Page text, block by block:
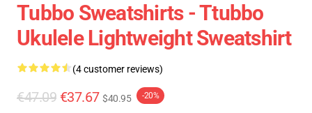
Tubbo Sweatshirts - Ttubbo
Ukulele Lightweight Sweatshirt
(4 customer reviews)
€47.09 €37.67 $40.95 -20%